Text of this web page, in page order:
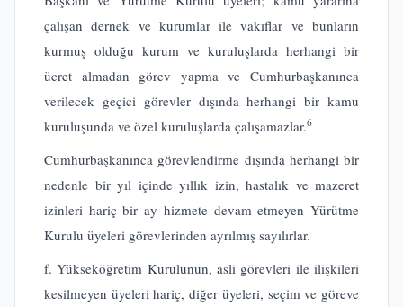
çalışan dernek ve kurumlar ile vakıflar ve bunların
kurmuş olduğu kurum ve kuruluşlarda herhangi bir
ücret almadan görev yapma ve Cumhurbaşkanınca
verilecek geçici görevler dışında herhangi bir kamu
kuruluşunda ve özel kuruluşlarda çalışamazlar.6
Cumhurbaşkanınca görevlendirme dışında herhangi bir
nedenle bir yıl içinde yıllık izin, hastalık ve mazeret
izinleri hariç bir ay hizmete devam etmeyen Yürütme
Kurulu üyeleri görevlerinden ayrılmış sayılırlar.
f. Yükseköğretim Kurulunun, asli görevleri ile ilişkileri
kesilmeyen üyeleri hariç, diğer üyeleri, seçim ve göreve